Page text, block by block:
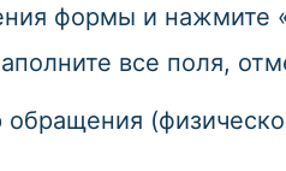
формы и нажмите
все поля,
обращения